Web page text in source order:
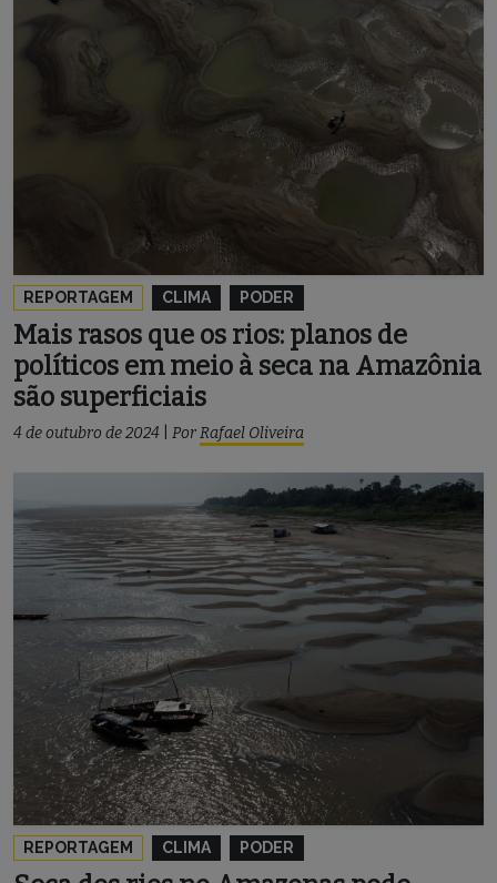
REPORTAGEM CLIMA PODER
Mais rasos que os rios: planos de
políticos em meio à seca na Amazônia
são superficiais
4 de outubro de 2024 PorRafael Oliveira
REPORTAGEM CLIMA PODER